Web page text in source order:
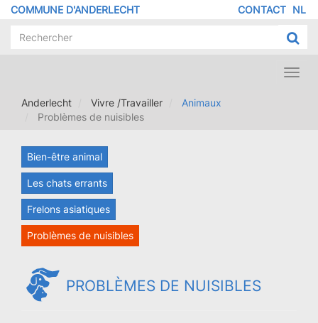
Aller
contenu
COMMUNE D'ANDERLECHT NL
DE
CONTACT
Anderlecht
Vivre /Travailler
Animaux
Problèmes de nuisibles
Bien-être animal
Les chats errants
Frelons asiatiques
Problèmes de nuisibles
PROBLÈMES DE NUISIBLES